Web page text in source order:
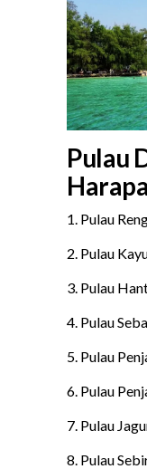
Pulau
1. Pulau
2. Pulau
3. Pulau
4. Pulau
5. Pulau
6. Pulau
7. Pulau
8. Pulau